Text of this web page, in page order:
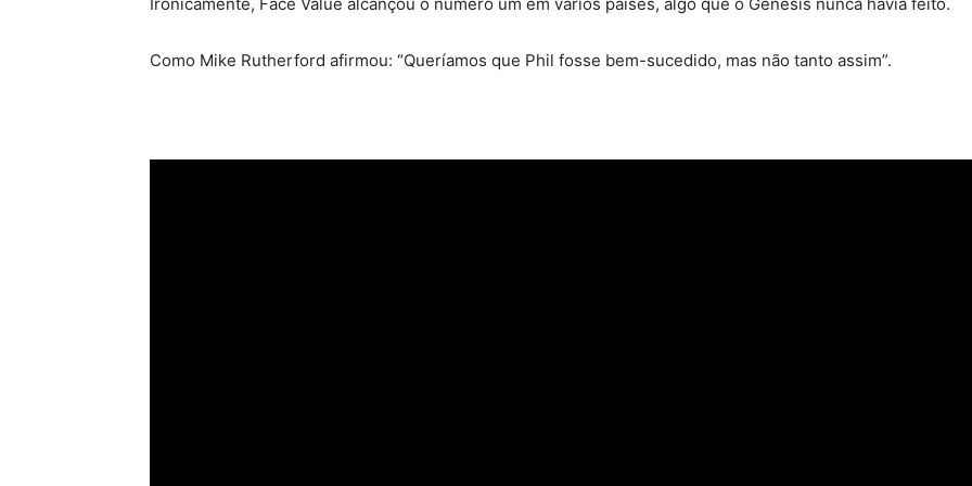
Como Mike Rutherford afirmou: “Queríamos que Phil fosse bem-sucedido, mas não tanto assim”.